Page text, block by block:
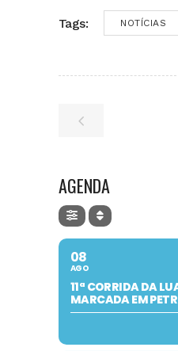
Tags: NOTÍCIAS
AGENDA
08
AGO
11ª CORRIDA DA
MARCADA EM